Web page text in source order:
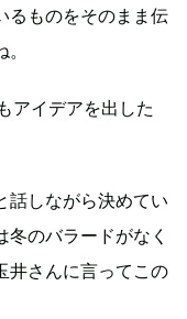
るものをそのまま伝
アイデアを出した
話しながら決めてい
のバラードがなく
井さんに言ってこの